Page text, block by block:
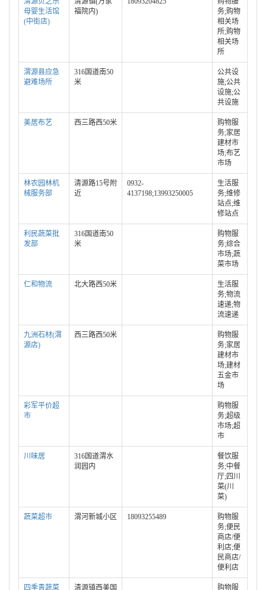
母婴生活馆
(中街店)
福院内)
务;购物
相关场
所;购物
相关场
所
渭源县应急
避难场所
316国道南50
米
公共设
施;公共
设施;公
共设施
美居布艺 西三路西50米
购物服
务;家居
建材市
场;布艺
市场
林农园林机
械服务部
清源路15号附
近
0932-
4137198;13993250005
生活服
务;维修
站点;维
修站点
利民蔬菜批
发部
316国道南50
米
购物服
务;综合
市场;蔬
菜市场
仁和物流 北大路西50米
生活服
务;物流
速递;物
流速递
九洲石材(渭
源店)
西三路西50米
购物服
务;家居
建材市
场;建材
五金市
场
彩军平价超
市
购物服
务;超级
市场;超
市
川味居
316国道渭水
润园内
餐饮服
务;中餐
厅;四川
菜(川
菜)
蔬菜超市 渭河新城小区 18093255489
购物服
务;便民
商店/便
利店;便
民商店/
便利店
四季青蔬菜 清源镇西美国 购物服